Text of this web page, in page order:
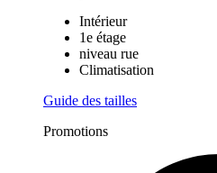
Intérieur
1e étage
niveau rue
Climatisation
Guide des tailles
Promotions